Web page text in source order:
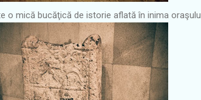
o mică bucăţică de istorie aflată în inima